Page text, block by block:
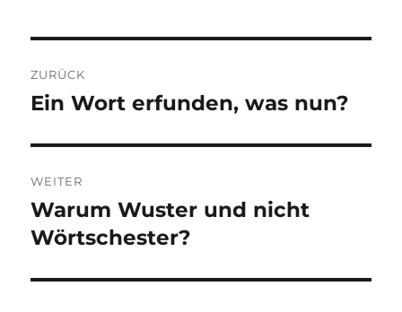
ZURÜCK
Vorheriger
Ein Wort erfunden, was nun?
WEITER
Nächster
Beitrag:
Warum Wuster und nicht
Wörtschester?